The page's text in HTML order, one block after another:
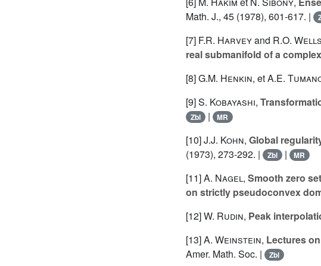
Math. J., 45 (1978), 601-617. |
[7] F.R. Harveyand R.O. Wells
real submanifold of a
[8]G.M. Henkin, etA.E.
[9]S. Kobayashi,
Zbl | MR
[10]J.J. Kohn, Global
(1973), 273-292. |
Zbl | MR
[11]A. Nagel, Smooth zero
on strictly pseudoconvex
[12]W. Rudin, Peak
[13]A. Weinstein, Lectures
Amer. Math. Soc. |
Zbl